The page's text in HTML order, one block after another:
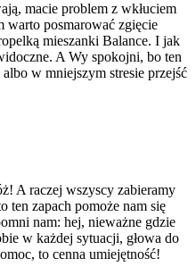
macie problem z wkłuciem
warto posmarować zgięcie
mieszanki Balance. I jak
A Wy spokojni, bo ten
w mniejszym stresie przejść
A raczej wszyscy zabieramy
ten zapach pomoże nam się
nam: hej, nieważne gdzie
w każdej sytuacji, głowa do
to cenna umiejętność!